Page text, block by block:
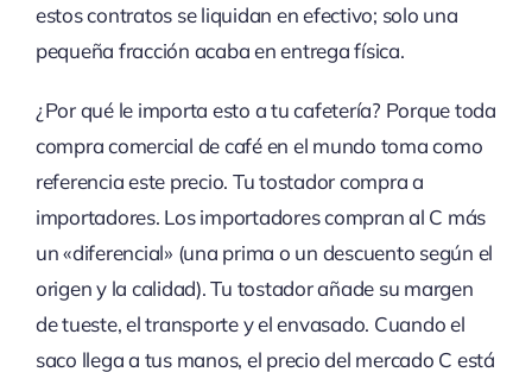
estos contratos se liquidan en efectivo; solo una
pequeña fracción acaba en entrega física.
¿Por qué le importa esto a tu cafetería? Porque toda
compra comercial de café en el mundo toma como
referencia este precio. Tu tostador compra a
importadores. Los importadores compran al C más
un «diferencial» (una prima o un descuento según el
origen y la calidad). Tu tostador añade su margen
de tueste, el transporte y el envasado. Cuando el
saco llega a tus manos, el precio del mercado C está